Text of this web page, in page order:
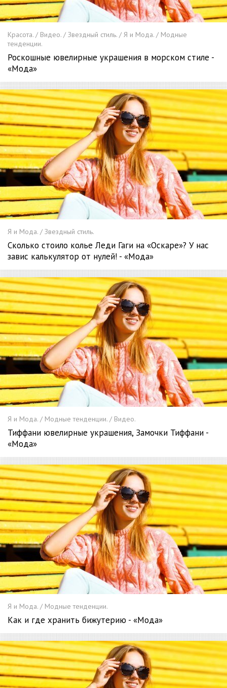
Красота. / Видео. / Звездный стиль. / Я и Мода. / Модные
тенденции.
Роскошные ювелирные украшения в морском стиле -
«Мода»
Я и Мода. / Звездный стиль.
Сколько стоило колье Леди Гаги на «Оскаре»? У нас
завис калькулятор от нулей! - «Мода»
Я и Мода. / Модные тенденции. / Видео.
Тиффани ювелирные украшения, Замочки Тиффани -
«Мода»
Я и Мода. / Модные тенденции.
Как и где хранить бижутерию - «Мода»